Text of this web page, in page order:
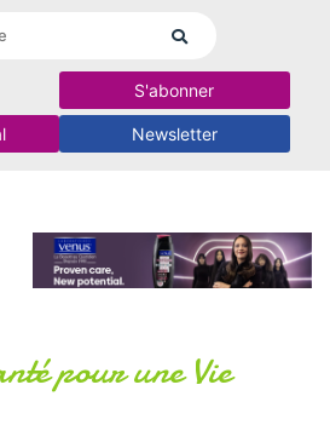
S'abonner
Newsletter
pour une Vie